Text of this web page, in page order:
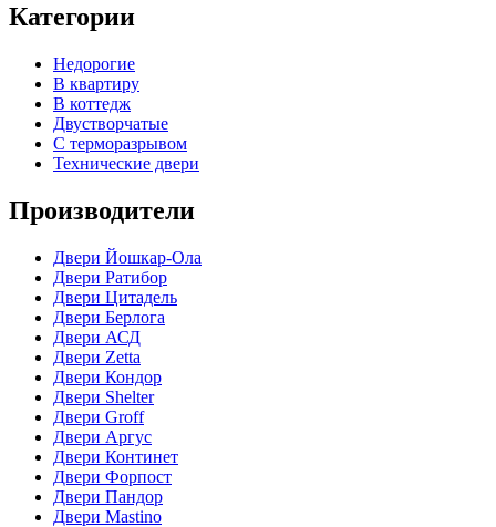
Категории
Недорогие
В квартиру
В коттедж
Двустворчатые
С терморазрывом
Технические двери
Производители
Двери Йошкар-Ола
Двери Ратибор
Двери Цитадель
Двери Берлога
Двери АСД
Двери Zetta
Двери Кондор
Двери Shelter
Двери Groff
Двери Аргус
Двери Континет
Двери Форпост
Двери Пандор
Двери Mastino